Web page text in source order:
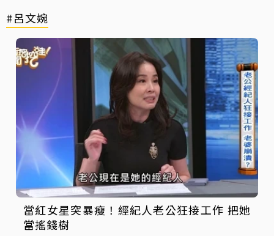
#呂文婉
當紅女星突暴瘦！經紀人老公狂接工作 把她
當搖錢樹